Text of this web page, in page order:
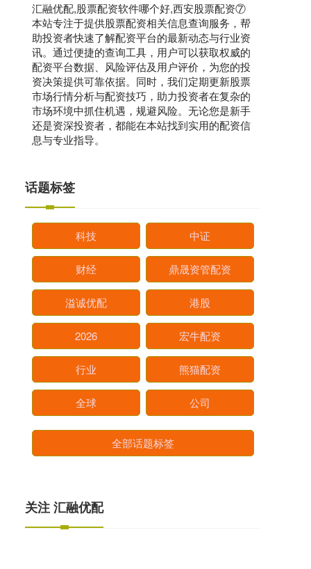
汇融优配,股票配资软件哪个好,西安股票配资⑦
本站专注于提供股票配资相关信息查询服务，帮
助投资者快速了解配资平台的最新动态与行业资
讯。通过便捷的查询工具，用户可以获取权威的
配资平台数据、风险评估及用户评价，为您的投
资决策提供可靠依据。同时，我们定期更新股票
市场行情分析与配资技巧，助力投资者在复杂的
市场环境中抓住机遇，规避风险。无论您是新手
还是资深投资者，都能在本站找到实用的配资信
息与专业指导。
话题标签
科技 中证
财经 鼎晟资管配资
溢诚优配 港股
2026 宏牛配资
行业 熊猫配资
全球 公司
全部话题标签
关注 汇融优配